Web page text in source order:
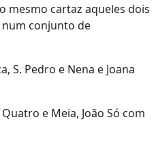
mesmo cartaz aqueles dois
conjunto de
S. Pedro e Nena e Joana
e Meia, João Só com